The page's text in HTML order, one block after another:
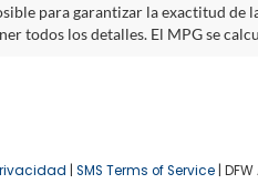
para garantizar la exactitud de
todos los detalles. El MPG se
SMS Terms of Service |